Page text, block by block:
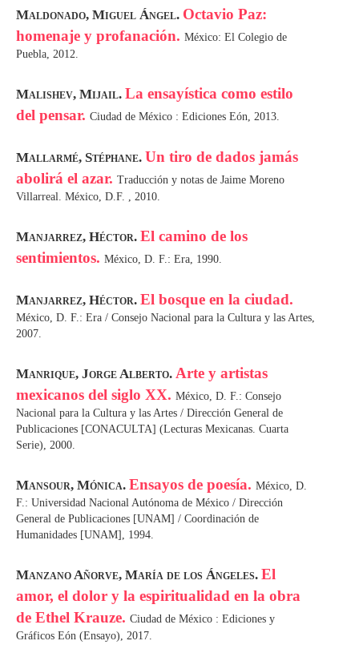
Maldonado, Miguel Ángel. Octavio Paz:
homenaje y profanación. México: El Colegio de
Puebla, 2012.
Malishev, Mijail. La ensayística como estilo
del pensar. Ciudad de México : Ediciones Eón, 2013.
Mallarmé, Stéphane. Un tiro de dados jamás
abolirá el azar. Traducción y notas de Jaime Moreno
Villarreal. México, D.F. , 2010.
Manjarrez, Héctor. El camino de los
sentimientos. México, D. F.: Era, 1990.
Manjarrez, Héctor. El bosque en la ciudad.
México, D. F.: Era / Consejo Nacional para la Cultura y las Artes,
2007.
Manrique, Jorge Alberto. Arte y artistas
mexicanos del siglo XX. México, D. F.: Consejo
Nacional para la Cultura y las Artes / Dirección General de
Publicaciones [CONACULTA] (Lecturas Mexicanas. Cuarta
Serie), 2000.
Mansour, Mónica. Ensayos de poesía. México, D.
F.: Universidad Nacional Autónoma de México / Dirección
General de Publicaciones [UNAM] / Coordinación de
Humanidades [UNAM], 1994.
Manzano Añorve, María de los Ángeles. El
amor, el dolor y la espiritualidad en la obra
de Ethel Krauze. Ciudad de México : Ediciones y
Gráficos Eón (Ensayo), 2017.